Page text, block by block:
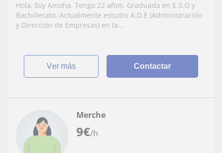
Hola, Soy Ainoha. Tengo 22 años. Graduada en E.S.O y
Bachillerato. Actualmente estudio A.D.E (Administración
y Dirección de Empresas) en la...
ver más Contactar
9€/h
Merche